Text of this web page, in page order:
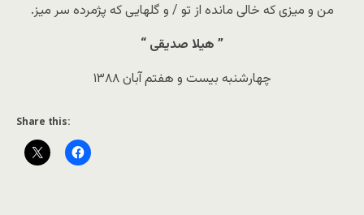
من و میزی که خالی مانده از تو / و گلهایی که پژمرده سر میز.
” هیلا صدیقی “
چهارشنبه بیست و هفتم آبان ۱۳۸۸
Share this: